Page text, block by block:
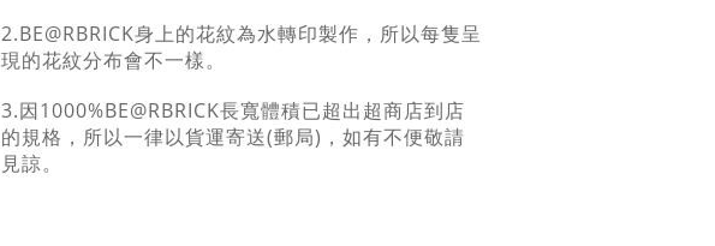
2.BE@RBRICK身上的花紋為水轉印製作，所以每隻呈
現的花紋分布會不一樣。
3.因1000%BE@RBRICK長寬體積已超出超商店到店
的規格，所以一律以貨運寄送(郵局)，如有不便敬請
見諒。